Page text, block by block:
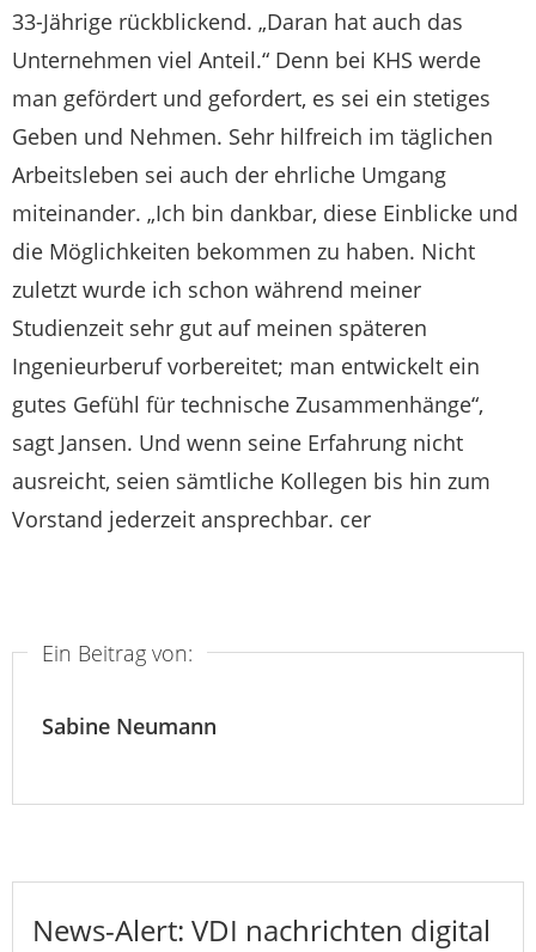
33-Jährige rückblickend. „Daran hat auch das
Unternehmen viel Anteil.“ Denn bei KHS werde
man gefördert und gefordert, es sei ein stetiges
Geben und Nehmen. Sehr hilfreich im täglichen
Arbeitsleben sei auch der ehrliche Umgang
miteinander. „Ich bin dankbar, diese Einblicke und
die Möglichkeiten bekommen zu haben. Nicht
zuletzt wurde ich schon während meiner
Studienzeit sehr gut auf meinen späteren
Ingenieurberuf vorbereitet; man entwickelt ein
gutes Gefühl für technische Zusammenhänge“,
sagt Jansen. Und wenn seine Erfahrung nicht
ausreicht, seien sämtliche Kollegen bis hin zum
Vorstand jederzeit ansprechbar. cer
Ein Beitrag von:
Sabine Neumann
News-Alert: VDI nachrichten digital